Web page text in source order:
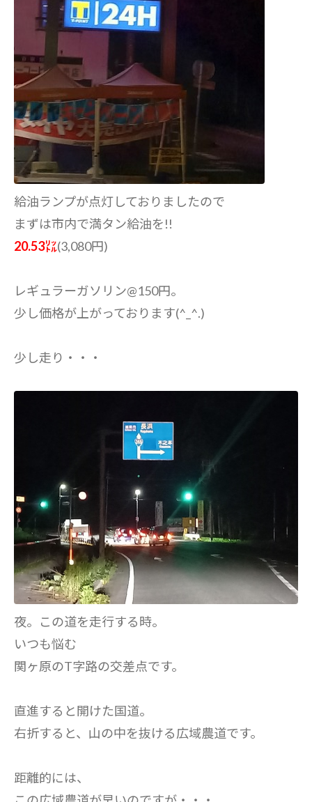
給油ランプが点灯しておりましたので
まずは市内で満タン給油を!!
20.53㍑(3,080円)
レギュラーガソリン@150円。
少し価格が上がっております(^_^.)
少し走り・・・
夜。この道を走行する時。
いつも悩む
関ヶ原のT字路の交差点です。
直進すると開けた国道。
右折すると、山の中を抜ける広域農道です。
距離的には、